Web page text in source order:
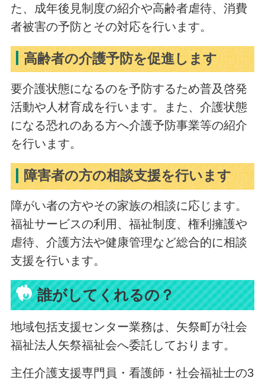
た、成年後見制度の紹介や高齢者虐待、消費
者被害の予防とその対応を行います。
高齢者の介護予防を促進します
要介護状態になるのを予防するため普及啓発
活動や人材育成を行います。また、介護状態
になる恐れのある方へ介護予防事業等の紹介
を行います。
障害者の方の相談支援を行います
障がい者の方やその家族の相談に応じます。
福祉サービスの利用、福祉制度、権利擁護や
虐待、介護方法や健康管理など総合的に相談
支援を行います。
誰がしてくれるの？
地域包括支援センター業務は、矢祭町が社会
福祉法人矢祭福祉会へ委託しております。
主任介護支援専門員・看護師・社会福祉士の3